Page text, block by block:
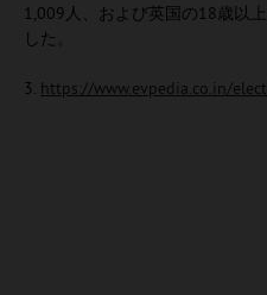
1,009人、および英国の18歳以
した。
3. https://www.evpedia.co.in/